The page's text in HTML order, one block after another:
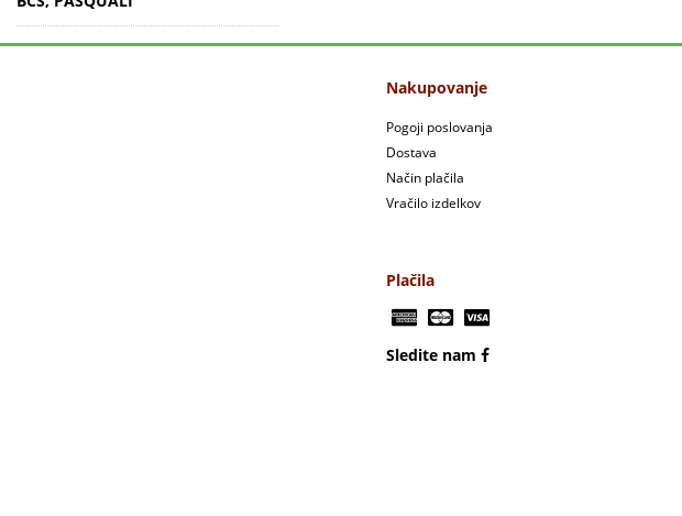
Nakupovanje
Pogoji poslovanja
Dostava
Način plačila
Vračilo izdelkov
Plačila
Sledite nam